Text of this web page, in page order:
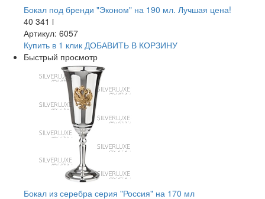
Бокал под бренди "Эконом" на 190 мл. Лучшая цена!
40 341 i
Артикул: 6057
Купить в 1 клик ДОБАВИТЬ В КОРЗИНУ
Быстрый просмотр
Бокал из серебра серия "Россия" на 170 мл